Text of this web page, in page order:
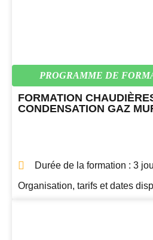
PROGRAMME DE
FORMATION
CONDENSATION GAZ
Durée de la formation : 3
Organisation, tarifs et dates